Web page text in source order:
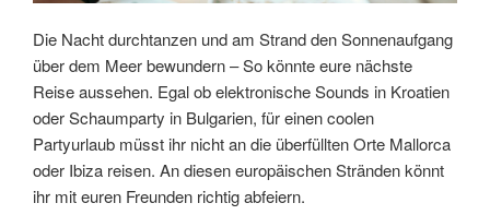
Die Nacht durchtanzen und am Strand den Sonnenaufgang
über dem Meer bewundern – So könnte eure nächste
Reise aussehen. Egal ob elektronische Sounds in Kroatien
oder Schaumparty in Bulgarien, für einen coolen
Partyurlaub müsst ihr nicht an die überfüllten Orte Mallorca
oder Ibiza reisen. An diesen europäischen Stränden könnt
ihr mit euren Freunden richtig abfeiern.